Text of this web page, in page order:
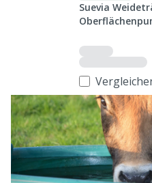
Suevia